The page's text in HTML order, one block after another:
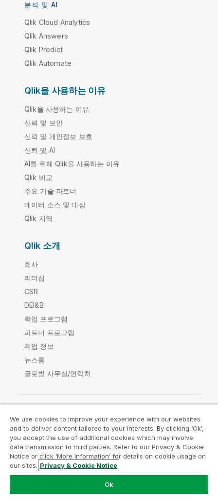
분석 및 AI
Qlik Cloud Analytics
Qlik Answers
Qlik Predict
Qlik Automate
Qlik을 사용하는 이유
Qlik을 사용하는 이유
신뢰 및 보안
신뢰 및 개인정보 보호
신뢰 및 AI
AI를 위해 Qlik을 사용하는 이유
Qlik 비교
주요 기술 파트너
데이터 소스 및 대상
Qlik 지역
Qlik 소개
회사
리더십
CSR
DEI&B
학업 프로그램
파트너 프로그램
취업 정보
뉴스룸
글로벌 사무실/연락처
Qlik Community
법적 계약 제품 약관
Legal Policies
Legal Policies
사용 약관
Do Not Share My Info
Copyright © 1993-2026 QlikTech International AB. 무단 전재
We use cookies to improve your experience with our websites
and to deliver content tailored to your interests. By clicking ‘Ok’,
you accept the use of additional cookies which may involve
data transmission to third parties. Refer to our Privacy & Cookie
Notice or click ‘More Information’ for details on cookie usage on
our sites. Privacy & Cookie Notice
Ok